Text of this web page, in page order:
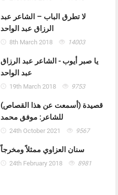
لا تطرق الباب – الشاعر عبد
الرزاق عبد الواحد
8th March 2018 14003
يا صبر أيوب - الشاعر عبد الرزاق
عبد الواحد
19th March 2018 9753
قصيدة (أسمعت عن هذا القصاص)
للشاعر: موفق محمد
24th October 2021 9567
سنان العزاوي ممثلاً ومخرجاً
24th February 2018 8981